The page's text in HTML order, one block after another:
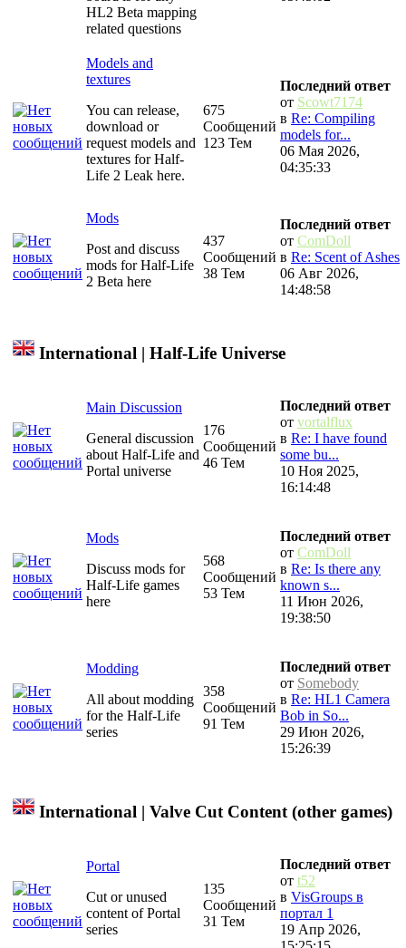
HL2 Beta mapping
related questions
Models and
textures
You can release,
download or
request models and
textures for Half-
Life 2 Leak here.
675
Сообщений
123 Тем
Последний ответ
от Scowt7174
в Re: Compiling
models for...
06 Мая 2026,
04:35:33
Mods
Post and discuss
mods for Half-Life
2 Beta here
437
Сообщений
38 Тем
Последний ответ
от ComDoll
в Re: Scent of Ashes
06 Авг 2026,
14:48:58
International | Half-Life Universe
Main Discussion
General discussion
about Half-Life and
Portal universe
176
Сообщений
46 Тем
Последний ответ
от vortalflux
в Re: I have found
some bu...
10 Ноя 2025,
16:14:48
Mods
Discuss mods for
Half-Life games
here
568
Сообщений
53 Тем
Последний ответ
от ComDoll
в Re: Is there any
known s...
11 Июн 2026,
19:38:50
Modding
All about modding
for the Half-Life
series
358
Сообщений
91 Тем
Последний ответ
от Somebody
в Re: HL1 Camera
Bob in So...
29 Июн 2026,
15:26:39
International | Valve Cut Content (other games)
Portal
Cut or unused
content of Portal
series
135
Сообщений
31 Тем
Последний ответ
от t52
в VisGroups в
портал 1
19 Апр 2026,